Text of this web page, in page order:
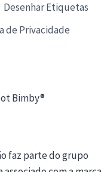
Desenhar Etiquetas
de Privacidade
Bimby®
faz parte do grupo